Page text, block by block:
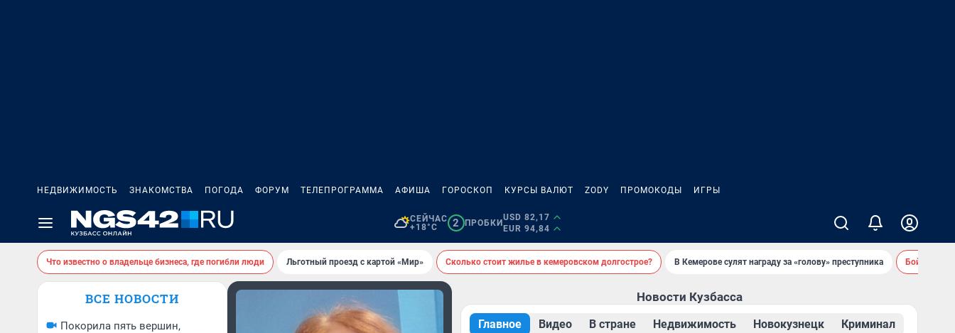
НЕДВИЖИМОСТЬ ЗНАКОМСТВА ПОГОДА ФОРУМ ТЕЛЕПРОГРАММА АФИША ГОРОСКОП КУРСЫ ВАЛЮТ ZODY ПРОМОКОДЫ ИГРЫ
СЕЙЧАС
+18°C
2 ПРОБКИ
USD 82,17
EUR 94,84
Что известно о владельце бизнеса, где погибли люди Льготный проезд с картой «Мир» Сколько стоит жилье в кемеровском долгострое? В Кемерове сулят награду за «голову» преступника
ВСЕ НОВОСТИ
Покорила пять вершин,
Новости Кузбасса
Главное Видео В стране Недвижимость Новокузнецк Криминал